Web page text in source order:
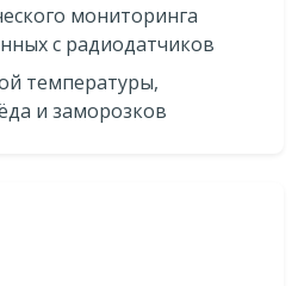
мониторинга
с радиодатчиков
температуры,
и заморозков